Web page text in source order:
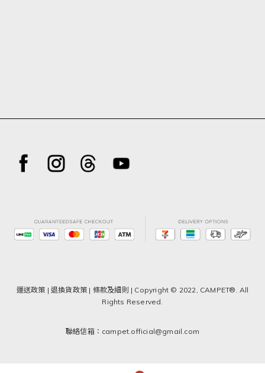
運送政策 |退換貨政策 | 條款及細則 | Copyright © 2022, CAMPET®. All
Rights Reserved.
聯絡信箱：campet.official@gmail.com